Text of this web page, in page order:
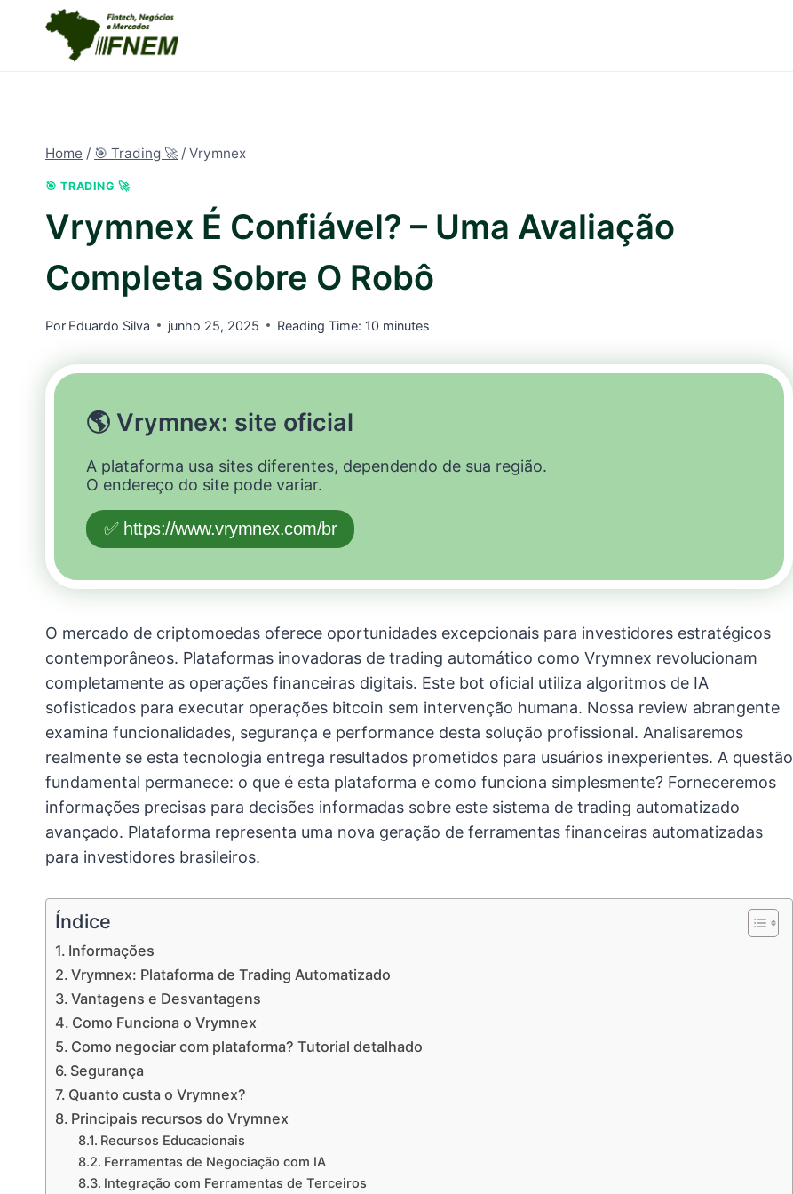
Home / 🎯 Trading 🚀 / Vrymnex
🎯 TRADING 🚀
Vrymnex É Confiável? – Uma Avaliação
Completa Sobre O Robô
Por Eduardo Silva junho 25, 2025 Reading Time: 10 minutes
🌎 Vrymnex: site oficial
A plataforma usa sites diferentes, dependendo de sua região.
O endereço do site pode variar.
✅ https://www.vrymnex.com/br
O mercado de criptomoedas oferece oportunidades excepcionais para investidores estratégicos
contemporâneos. Plataformas inovadoras de trading automático como Vrymnex revolucionam
completamente as operações financeiras digitais. Este bot oficial utiliza algoritmos de IA
sofisticados para executar operações bitcoin sem intervenção humana. Nossa review abrangente
examina funcionalidades, segurança e performance desta solução profissional. Analisaremos
realmente se esta tecnologia entrega resultados prometidos para usuários inexperientes. A questão
fundamental permanece: o que é esta plataforma e como funciona simplesmente? Forneceremos
informações precisas para decisões informadas sobre este sistema de trading automatizado
avançado. Plataforma representa uma nova geração de ferramentas financeiras automatizadas
para investidores brasileiros.
Índice
Informações
Vrymnex: Plataforma de Trading Automatizado
Vantagens e Desvantagens
Como Funciona o Vrymnex
Como negociar com plataforma? Tutorial detalhado
Segurança
Quanto custa o Vrymnex?
Principais recursos do Vrymnex
Recursos Educacionais
Ferramentas de Negociação com IA
Integração com Ferramentas de Terceiros